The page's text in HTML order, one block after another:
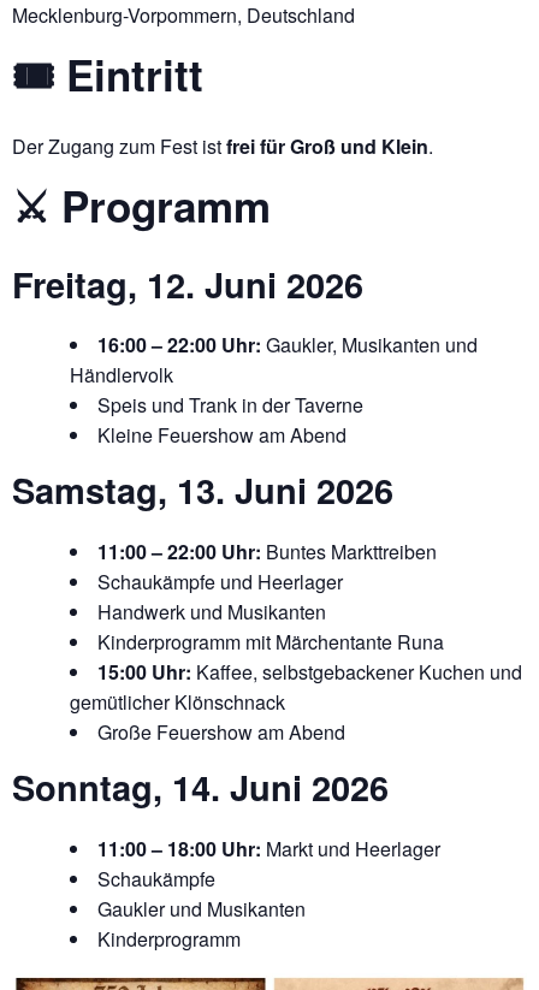
Mecklenburg-Vorpommern, Deutschland
🎟 Eintritt
Der Zugang zum Fest istfrei für Groß und Klein.
⚔️ Programm
Freitag, 12. Juni 2026
16:00 – 22:00 Uhr: Gaukler, Musikanten und
Händlervolk
Speis und Trank in der Taverne
Kleine Feuershow am Abend
Samstag, 13. Juni 2026
11:00 – 22:00 Uhr: Buntes Markttreiben
Schaukämpfe und Heerlager
Handwerk und Musikanten
Kinderprogramm mit Märchentante Runa
15:00 Uhr: Kaffee, selbstgebackener Kuchen und
gemütlicher Klönschnack
Große Feuershow am Abend
Sonntag, 14. Juni 2026
11:00 – 18:00 Uhr: Markt und Heerlager
Schaukämpfe
Gaukler und Musikanten
Kinderprogramm